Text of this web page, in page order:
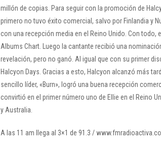
millón de copias. Para seguir con la promoción de
primero no tuvo éxito comercial, salvo por Finlandia y
con una recepción media en el Reino Unido. Con todo,
Albums Chart. Luego la cantante recibió una
revelación, pero no ganó. Al igual que con su primer
Halcyon Days. Gracias a esto, Halcyon alcanzó más
sencillo líder, «Burn», logró una buena recepción
convirtió en el primer número uno de Ellie en el Reino
y Australia.
A las 11 am llega al 3×1 de 91.3 /